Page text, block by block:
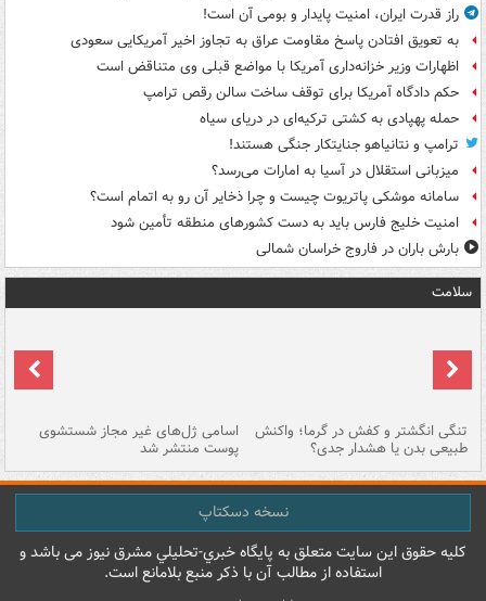
راز قدرت ایران، امنیت پایدار و بومی آن است!
به تعویق افتادن پاسخ مقاومت عراق به تجاوز اخیر آمریکایی سعودی
اظهارات وزیر خزانه‌داری آمریکا با مواضع قبلی وی متناقض است
حکم دادگاه آمریکا برای توقف ساخت سالن رقص ترامپ
حمله پهپادی به کشتی ترکیه‌ای در دریای سیاه
ترامپ و نتانیاهو جنایتکار جنگی هستند!
میزبانی استقلال در آسیا به امارات می‌رسد؟
سامانه موشکی پاتریوت چیست و چرا ذخایر آن رو به اتمام است؟
امنیت خلیج فارس باید به دست کشورهای منطقه تأمین شود
بارش باران در فاروج خراسان شمالی
سلامت
تنگی انگشتر و کفش در گرما؛ واکنش
طبیعی بدن یا هشدار جدی؟
اسامی ژل‌های غیر مجاز شستشوی
پوست منتشر شد
نسخه دسکتاپ
کليه حقوق اين سايت متعلق به پایگاه خبري-تحليلي مشرق نيوز می باشد و
استفاده از مطالب آن با ذکر منبع بلامانع است.